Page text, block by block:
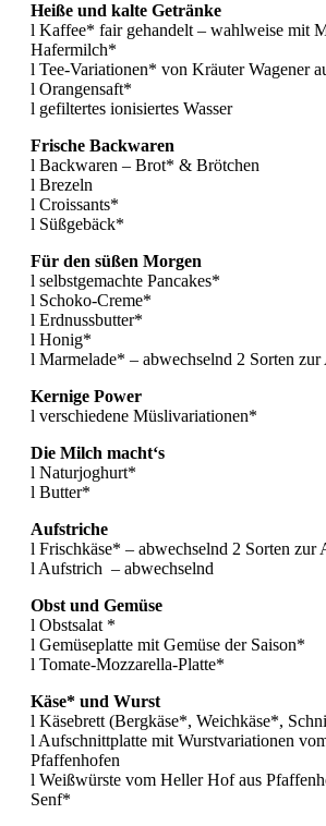
Heiße und kalte Getränke
l Kaffee* fair gehandelt – wahlweise mit
Hafermilch*
l Tee-Variationen* von Kräuter Wagener
l Orangensaft*
l gefiltertes ionisiertes Wasser
Frische Backwaren
l Backwaren – Brot* & Brötchen
l Brezeln
l Croissants*
l Süßgebäck*
Für den süßen Morgen
l selbstgemachte Pancakes*
l Schoko-Creme*
l Erdnussbutter*
l Honig*
l Marmelade* – abwechselnd 2 Sorten zur
Kernige Power
l verschiedene Müslivariationen*
Die Milch macht‘s
l Naturjoghurt*
l Butter*
Aufstriche
l Frischkäse* – abwechselnd 2 Sorten zur
l Aufstrich – abwechselnd
Obst und Gemüse
l Obstsalat *
l Gemüseplatte mit Gemüse der Saison*
l Tomate-Mozzarella-Platte*
Käse* und Wurst
l Käsebrett (Bergkäse*, Weichkäse*,
l Aufschnittplatte mit Wurstvariationen
Pfaffenhofen
l Weißwürste vom Heller Hof aus
Senf*